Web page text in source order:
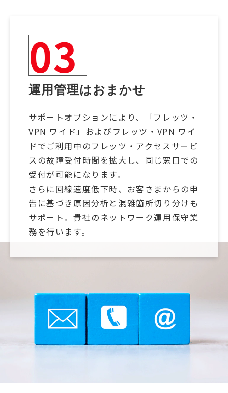
03
運用管理はおまかせ
サポートオプションにより、「フレッツ・
VPN ワイド」およびフレッツ・VPN ワイ
ドでご利用中のフレッツ・アクセスサービ
スの故障受付時間を拡大し、同じ窓口での
受付が可能になります。
さらに回線速度低下時、お客さまからの申
告に基づき原因分析と混雑箇所切り分けも
サポート。貴社のネットワーク運用保守業
務を行います。